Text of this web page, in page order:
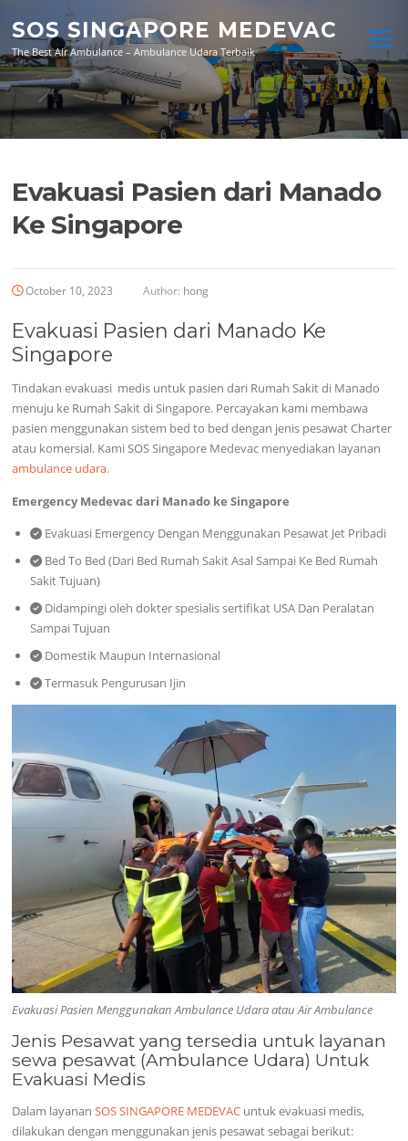
content
SOS SINGAPORE MEDEVAC
The Best Air Ambulance – Ambulance Udara Terbaik
Menu
Evakuasi Pasien dari Manado
Ke Singapore
October 10, 2023 Author: hong
Evakuasi Pasien dari Manado Ke
Singapore
Tindakan evakuasi medis untuk pasien dari Rumah Sakit di Manado
menuju ke Rumah Sakit di Singapore. Percayakan kami membawa
pasien menggunakan sistem bed to bed dengan jenis pesawat Charter
atau komersial. Kami SOS Singapore Medevac menyediakan layanan
ambulance udara.
Emergency Medevac dari Manado ke Singapore
Evakuasi Emergency Dengan Menggunakan Pesawat Jet Pribadi
Bed To Bed (Dari Bed Rumah Sakit Asal Sampai Ke Bed Rumah
Sakit Tujuan)
Didampingi oleh dokter spesialis sertifikat USA Dan Peralatan
Sampai Tujuan
Domestik Maupun Internasional
Termasuk Pengurusan Ijin
Evakuasi Pasien Menggunakan Ambulance Udara atau Air Ambulance
Jenis Pesawat yang tersedia untuk layanan
sewa pesawat (Ambulance Udara) Untuk
Evakuasi Medis
Dalam layananSOS SINGAPORE MEDEVAC untuk evakuasi medis,
dilakukan dengan menggunakan jenis pesawat sebagai berikut: